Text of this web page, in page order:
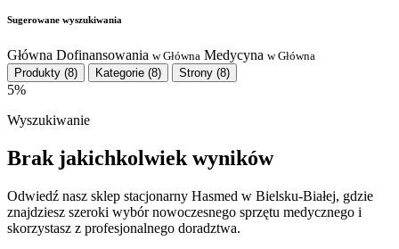
Sugerowane wyszukiwania
Główna Dofinansowania w Główna Medycyna w Główna
Produkty (8) Kategorie (8) Strony (8)
5%
Wyszukiwanie
Brak jakichkolwiek wyników
Odwiedź nasz sklep stacjonarny Hasmed w Bielsku-Białej, gdzie
znajdziesz szeroki wybór nowoczesnego sprzętu medycznego i
skorzystasz z profesjonalnego doradztwa.